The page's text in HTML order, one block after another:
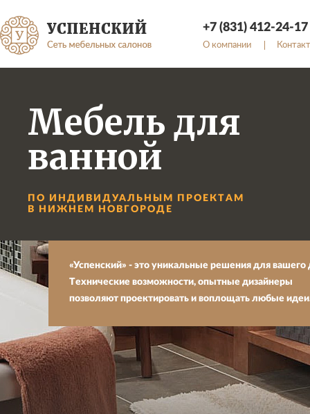
+7 (831) 412-24-17
О компании
«Успенский» - это уникальные решения для вашего
Технические возможности, опытные дизайнеры
позволяют проектировать и воплощать любые
Мебель для
ванной
ПО ИНДИВИДУАЛЬНЫМ ПРОЕКТАМ
В НИЖНЕМ НОВГОРОДЕ